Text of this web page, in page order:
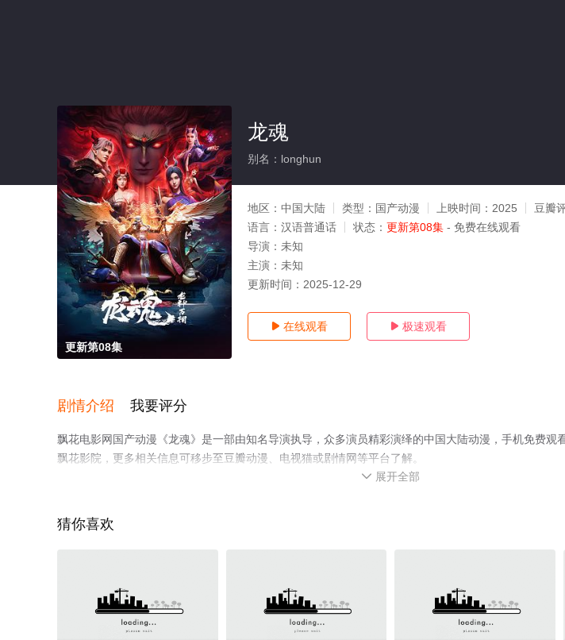
更新第08集
龙魂
别名：longhun
地区： 中国大陆 类型： 国产动漫 上映时间： 2025 豆瓣
语言： 汉语普通话 状态： 更新第08集 - 免费在线观看
导演： 未知
主演： 未知
更新时间： 2025-12-29
 在线观看  极速观看
剧情介绍 我要评分
飘花电影网国产动漫《龙魂》是一部由知名导演执导，众多演员精彩演绎的中国大陆动漫，手机免费观
飘花影院，更多相关信息可移步至豆瓣动漫、电视猫或剧情网等平台了解。
 展开全部
猜你喜欢